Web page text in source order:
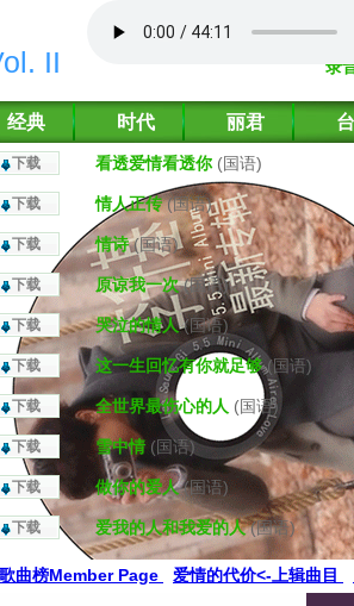
II 录
经典 时代 丽君
下载
下载
下载
下载
下载
下载
下载
下载
下载
下载
看透爱情看透你(国语)
情人正传(国语)
情诗(国语)
原谅我一次(国语)
哭泣的情人(国语)
这一生回忆有你就足够(国语)
全世界最伤心的人 (国语)
雪中情(国语)
做你的爱人(国语)
爱我的人和我爱的人(国语)
曲榜Member Page 爱情的代价<-上辑曲目